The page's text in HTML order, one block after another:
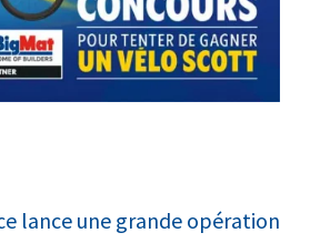
lance une grande opération